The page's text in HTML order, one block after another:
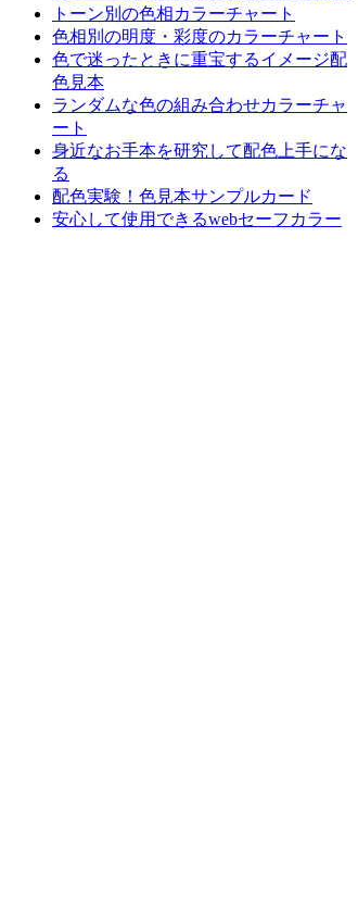
トーン別の色相カラーチャート
色相別の明度・彩度のカラーチャート
色で迷ったときに重宝するイメージ配
色見本
ランダムな色の組み合わせカラーチャ
ート
身近なお手本を研究して配色上手にな
る
配色実験！色見本サンプルカード
安心して使用できるwebセーフカラー